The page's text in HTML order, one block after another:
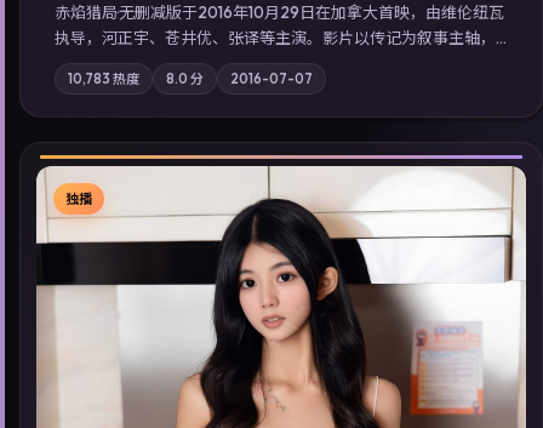
赤焰猎局·无删减版于2016年10月29日在加拿大首映，由维伦纽瓦
执导，河正宇、苍井优、张译等主演。影片以传记为叙事主轴，
亲情与职责必须在倒计时结束前做出抉择；摄影与配乐强化地域
气质；站内亦可通过「国产免费观看高清电视剧在线看」延展检
索同类型高分佳作，畅享高清在线追剧体验。
10,783 热度 8.0 分 2016-07-07
▶
独播